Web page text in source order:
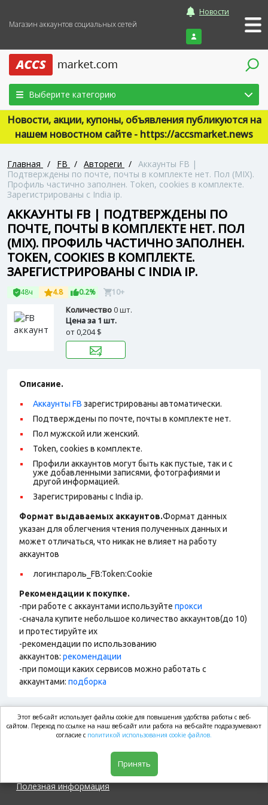
Магазин аккаунтов социальных сетей
Новости
Войти
Выберите категорию
Новости, акции, купоны, объявления публикуются на
нашем новостном сайте - https://accsmarket.news
Главная / FB / Автореги / Аккаунты FB |
Подтверждены по почте, почты в комплекте нет. Пол (MIX).
Профиль частично заполнен. Token, cookies в комплекте.
Зарегистрированы с India ip.
АККАУНТЫ FB | ПОДТВЕРЖДЕНЫ ПО
ПОЧТЕ, ПОЧТЫ В КОМПЛЕКТЕ НЕТ. ПОЛ
(MIX). ПРОФИЛЬ ЧАСТИЧНО ЗАПОЛНЕН.
TOKEN, COOKIES В КОМПЛЕКТЕ.
ЗАРЕГИСТРИРОВАНЫ С INDIA IP.
48ч 4.8 0.2% 10+
Количество0 шт.
Цена за 1 шт.
от0,204 $
Описание.
Аккаунты FB зарегистрированы автоматически.
Подтверждены по почте, почты в комплекте нет.
Пол мужской или женский.
Token, cookies в комплекте.
Профили аккаунтов могут быть как пустые, так и с
уже добавленными записями, фотографиями и
другой информацией.
Зарегистрированы с India ip.
Формат выдаваемых аккаунтов.Формат данных
указан для облегчения чтения полученных данных и
может отличаться, что никак не влияет на работу
аккаунтов
логин:пароль_FB:Token:Cookie
Рекомендации к покупке.
-при работе с аккаунтами используйте прокси
-сначала купите небольшое количество аккаунтов(до 10)
и протестируйте их
-рекомендации по использованию
аккаунтов: рекомендации
-при помощи каких сервисов можно работать с
аккаунтами: подборка
market.com
Полезная информация
Этот веб-сайт использует файлы cookie для повышения удобства работы с веб-
сайтом. Переход по ссылке на наш веб-сайт или работа на веб-сайте подразумевают
согласие с политикой использования cookie файлов.
Принять